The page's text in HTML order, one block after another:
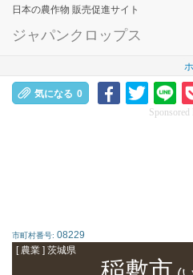
日本の農作物 販売促進サイト
ジャパンクロップス
気になる 0
市町村番号: 08229
[ 農業 ] 茨城県